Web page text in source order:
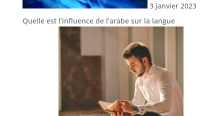
3 janvier 2023
Quelle est l’influence de l’arabe sur la langue